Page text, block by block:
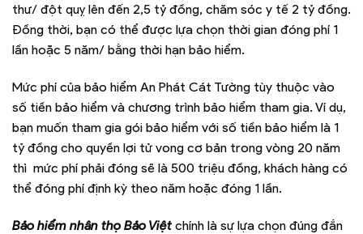
thư/ đột quỵ lên đến 2,5 tỷ đồng, chăm sóc y tế 2 tỷ đồng.
Đồng thời, bạn có thể được lựa chọn thời gian đóng phí 1
lần hoặc 5 năm/ bằng thời hạn bảo hiểm.
Mức phí của bảo hiểm An Phát Cát Tường tùy thuộc vào
số tiền bảo hiểm và chương trình bảo hiểm tham gia. Ví dụ,
bạn muốn tham gia gói bảo hiểm với số tiền bảo hiểm là 1
tỷ đồng cho quyền lợi tử vong cơ bản trong vòng 20 năm
thì mức phí phải đóng sẽ là 500 triệu đồng, khách hàng có
thể đóng phí định kỳ theo năm hoặc đóng 1 lần.
Bảo hiểm nhân thọ Bảo Việtchính là sự lựa chọn đúng đắn